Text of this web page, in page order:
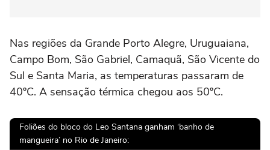
Nas regiões da Grande Porto Alegre, Uruguaiana,
Campo Bom, São Gabriel, Camaquã, São Vicente do
Sul e Santa Maria, as temperaturas passaram de
40ºC. A sensação térmica chegou aos 50ºC.
Foliões do bloco do Leo Santana ganham ‘banho de
mangueira’ no Rio de Janeiro: